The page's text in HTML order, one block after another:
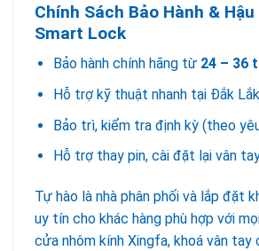
Chính Sách Bảo Hành &
Smart Lock
Bảo hành chính hãng từ 24 – 36
Hỗ trợ kỹ thuật nhanh tại Đắk Lắk
Bảo trì, kiểm tra định kỳ (theo
Hỗ trợ thay pin, cài đặt lại vân
Tự hào là nhà phân phối và lắp đặt
uy tín cho khác hàng phù hợp với
cửa nhôm kính Xingfa, khoá vân tay